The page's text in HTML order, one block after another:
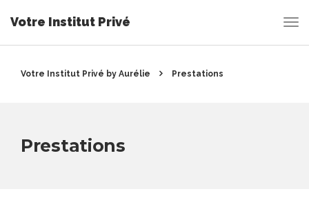
Votre Institut Privé
Votre Institut Privé by Aurélie Prestations
Prestations